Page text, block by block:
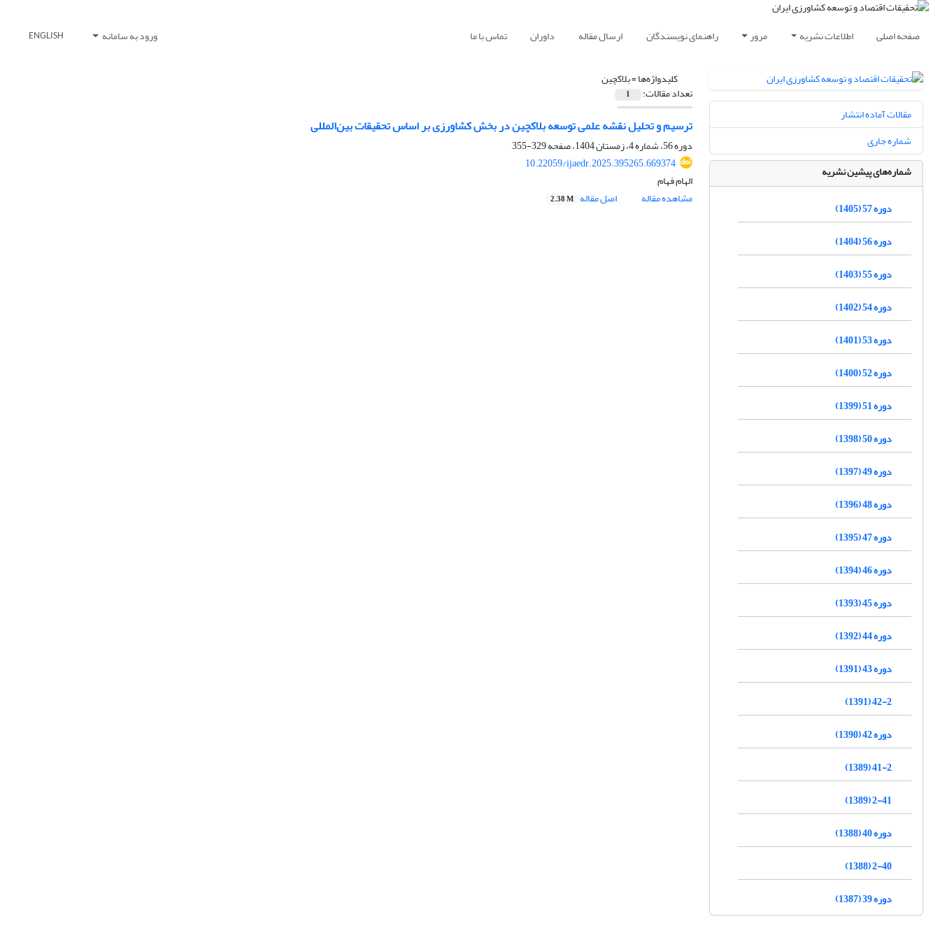
صفحه اصلی اطلاعات نشریه مرور راهنمای نویسندگان ارسال مقاله داوران تماس با ما ورود به سامانه ENGLISH
کلیدواژه‌ها =بلاکچین
تعداد مقالات: 1
ترسیم و تحلیل نقشه علمی توسعه بلاکچین در بخش کشاورزی بر اساس تحقیقات بین‌المللی
دوره 56، شماره 4، زمستان 1404، صفحه
329-355
10.22059/ijaedr.2025.395265.669374
الهام فهام
مشاهده مقاله
اصل مقاله 2.38 M
مقالات آماده انتشار
شماره جاری
شماره‌های پیشین نشریه
دوره 57 (1405)
دوره 56 (1404)
دوره 55 (1403)
دوره 54 (1402)
دوره 53 (1401)
دوره 52 (1400)
دوره 51 (1399)
دوره 50 (1398)
دوره 49 (1397)
دوره 48 (1396)
دوره 47 (1395)
دوره 46 (1394)
دوره 45 (1393)
دوره 44 (1392)
دوره 43 (1391)
42-2 (1391)
دوره 42 (1390)
41-2 (1389)
2-41 (1389)
دوره 40 (1388)
2-40 (1388)
دوره 39 (1387)